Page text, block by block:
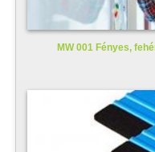
MW 001 Fényes,